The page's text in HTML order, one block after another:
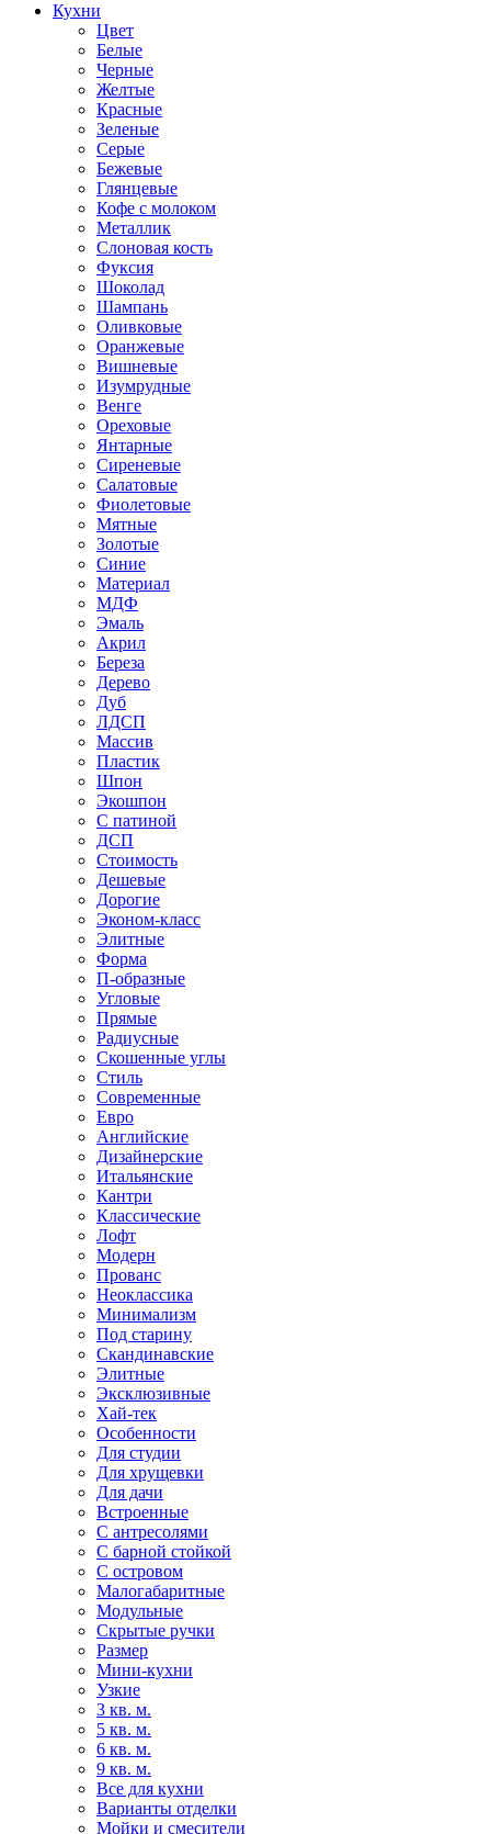
Кухни
Цвет
Белые
Черные
Желтые
Красные
Зеленые
Серые
Бежевые
Глянцевые
Кофе с молоком
Металлик
Слоновая кость
Фуксия
Шоколад
Шампань
Оливковые
Оранжевые
Вишневые
Изумрудные
Венге
Ореховые
Янтарные
Сиреневые
Салатовые
Фиолетовые
Мятные
Золотые
Синие
Материал
МДФ
Эмаль
Акрил
Береза
Дерево
Дуб
ЛДСП
Массив
Пластик
Шпон
Экошпон
С патиной
ДСП
Стоимость
Дешевые
Дорогие
Эконом-класс
Элитные
Форма
П-образные
Угловые
Прямые
Радиусные
Скошенные углы
Стиль
Современные
Евро
Английские
Дизайнерские
Итальянские
Кантри
Классические
Лофт
Модерн
Прованс
Неоклассика
Минимализм
Под старину
Скандинавские
Элитные
Эксклюзивные
Хай-тек
Особенности
Для студии
Для хрущевки
Для дачи
Встроенные
С антресолями
С барной стойкой
С островом
Малогабаритные
Модульные
Скрытые ручки
Размер
Мини-кухни
Узкие
3 кв. м.
5 кв. м.
6 кв. м.
9 кв. м.
Все для кухни
Варианты отделки
Мойки и смесители